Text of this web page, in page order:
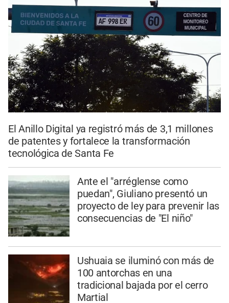
El Anillo Digital ya registró más de 3,1 millones
de patentes y fortalece la transformación
tecnológica de Santa Fe
Ante el "arréglense como
puedan", Giuliano presentó un
proyecto de ley para prevenir las
consecuencias de "El niño"
Ushuaia se iluminó con más de
100 antorchas en una
tradicional bajada por el cerro
Martial